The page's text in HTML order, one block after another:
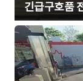
긴급구호품